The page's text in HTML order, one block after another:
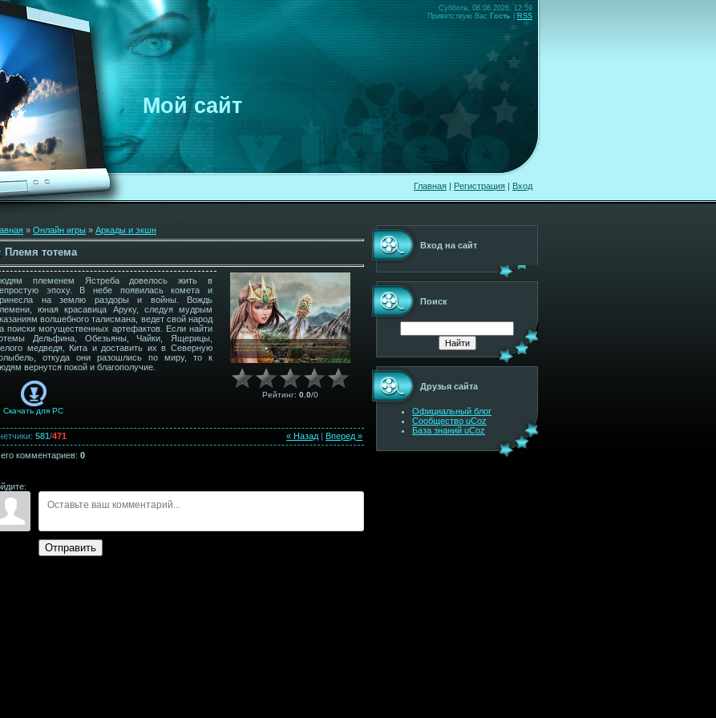
Суббота, 08.08.2026, 12:59
Приветствую Вас Гость |RSS
Мой сайт
Главная | Регистрация | Вход
» Онлайн игры » Аркады и экшн
Племя тотема
племенем Ястреба довелось жить в
эпоху. В небе появилась комета и
на землю раздоры и войны. Вождь
юная красавица Аруку, следуя мудрым
волшебного талисмана, ведет свой народ
поиски могущественных артефактов. Если найти
Дельфина, Обезьяны, Чайки, Ящерицы,
медведя, Кита и доставить их в Северную
откуда они разошлись по миру, то к
вернутся покой и благополучие.
Скачать для PC
Рейтинг: 0.0/0
« Назад Вперед »
: 581 /471
комментариев: 0
Отправить
Вход на сайт
Поиск
Друзья сайта
Официальный блог
Сообщество uCoz
База знаний uCoz